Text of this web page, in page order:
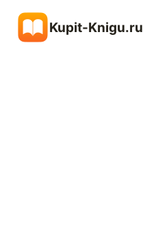
содержимому
Kupit-Knigu.ru